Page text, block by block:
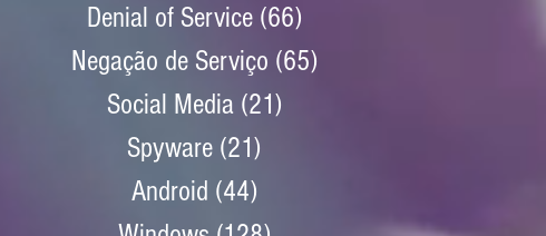
Denial of Service (66)
Negação de Serviço (65)
Social Media (21)
Spyware (21)
Android (44)